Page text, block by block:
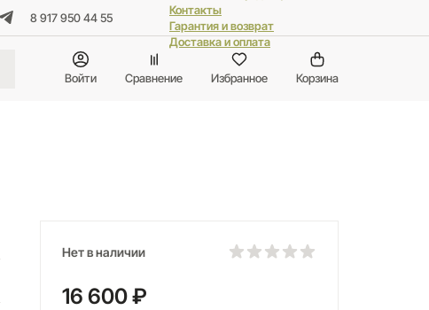
8 917 950 44 55
Контакты
Гарантия и возврат
Доставка и оплата
Войти Сравнение Избранное Корзина
Нет в наличии
16 600 ₽